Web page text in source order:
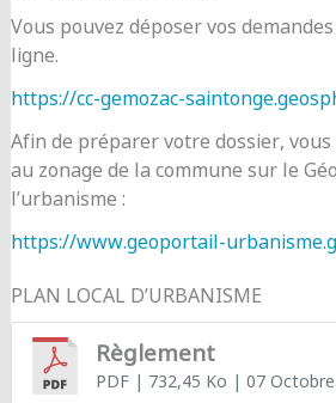
Vous pouvez déposer vos
ligne.
https://cc-gemozac-
Afin de préparer votre dossier, vous
au zonage de la commune sur le
l’urbanisme :
https://www.geoportail-
PLAN LOCAL D’URBANISME
Règlement
PDF| 732,45 Ko | 07 Octobre